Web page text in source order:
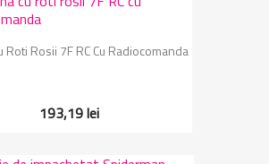
Roti Rosii 7F RC Cu Radiocomanda
193,19 lei